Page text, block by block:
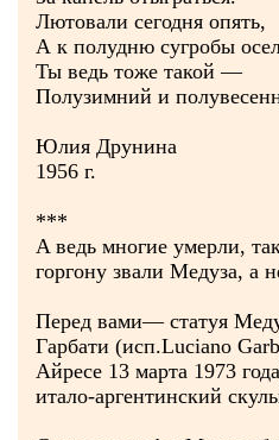
Лютовали сегодня опять,
А к полудню сугробы
Ты ведь тоже такой —
Полузимний и
Юлия Друнина
1956 г.
***
A ведь многие умерли,
горгону звали Медуза, a
Перед вами— статуя
Гарбати (исп.Luciano
Айресе 13 марта 1973
итало-аргентинский